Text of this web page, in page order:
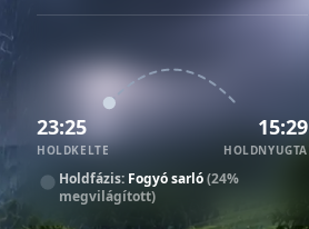
23:25
HOLDKELTE
15:29
HOLDNYUGTA
Holdfázis: Fogyó sarló(24%
megvilágított)